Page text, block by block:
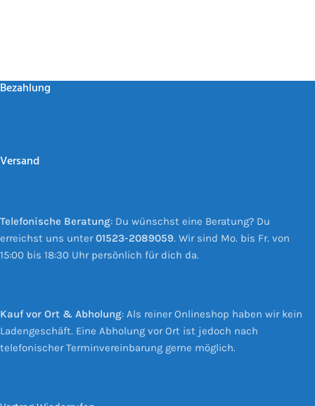
Bezahlung
Versand
Telefonische Beratung: Du wünschst eine Beratung? Du
erreichst uns unter01523-2089059. Wir sind Mo. bis Fr. von
15:00 bis 18:30 Uhr persönlich für dich da.
Kauf vor Ort & Abholung: Als reiner Onlineshop haben wir kein
Ladengeschäft. Eine Abholung vor Ort ist jedoch nach
telefonischer Terminvereinbarung gerne möglich.